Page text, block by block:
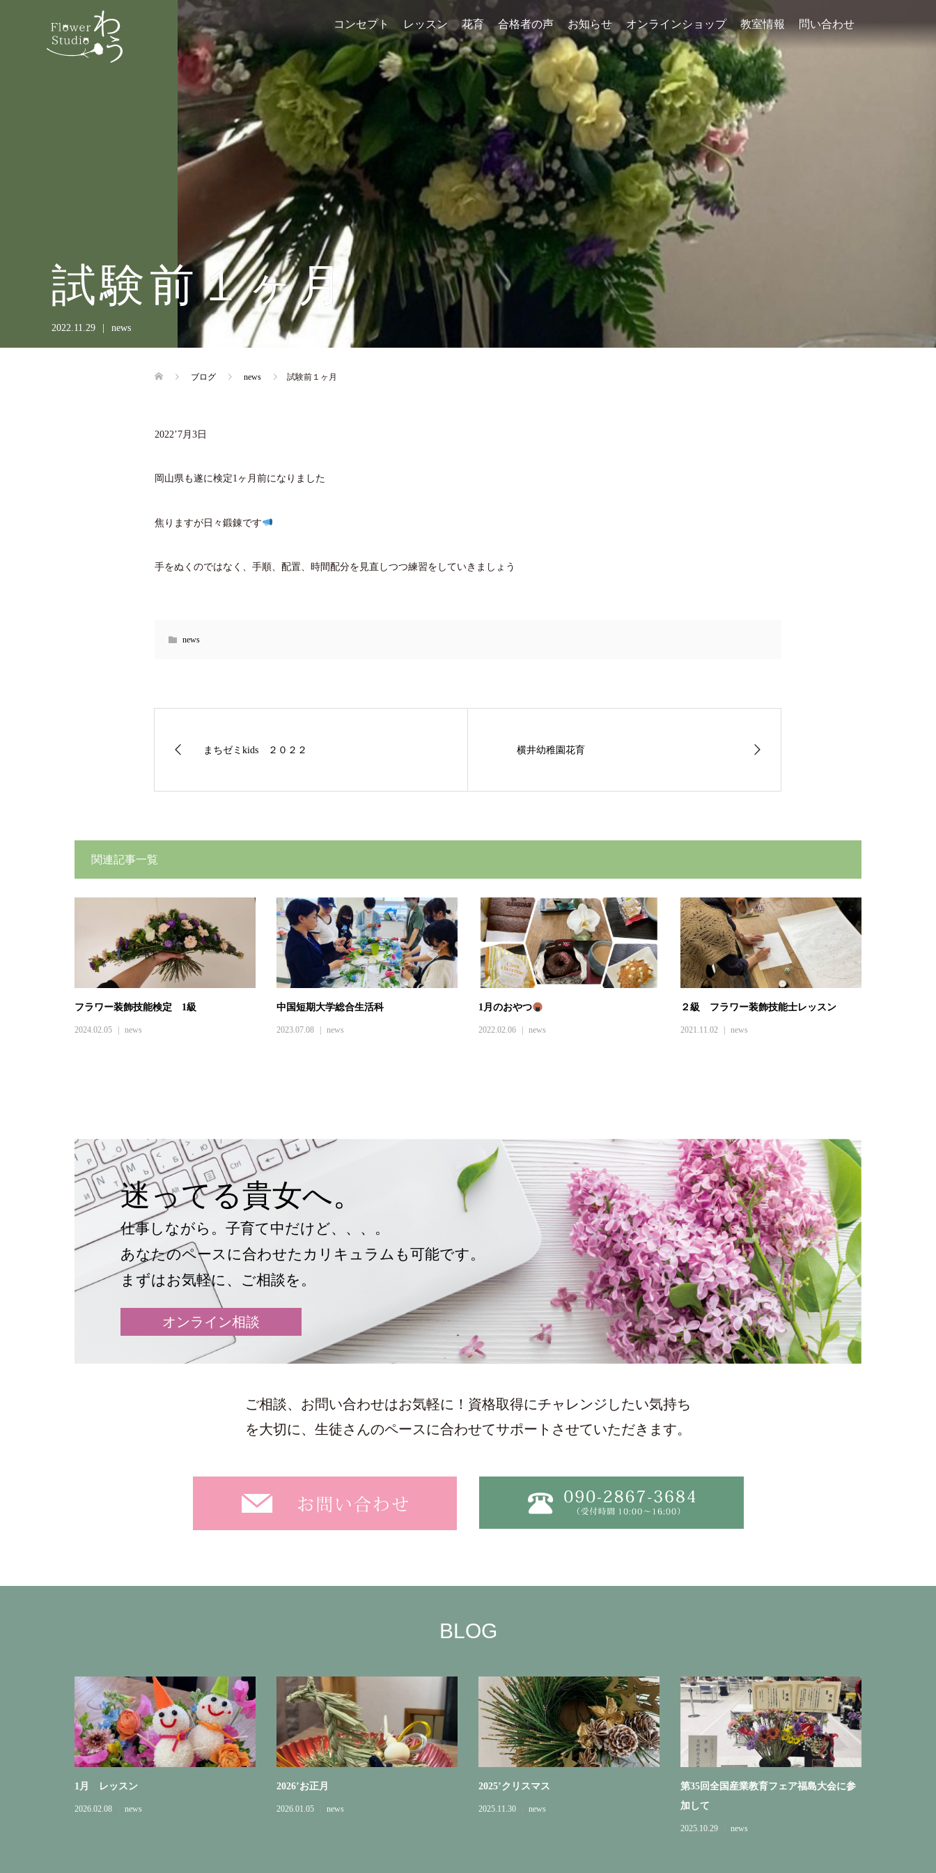
コンセプト レッスン 花育 合格者の声 お知らせ オンラインショップ 教室情報 問い合わせ
試験前１ヶ月
2022.11.29 news
ブログ news 試験前１ヶ月
2022’7月3日
岡山県も遂に検定1ヶ月前になりました
焦りますが日々鍛錬です
手をぬくのではなく、手順、配置、時間配分を見直しつつ練習をしていきましょう
news
まちゼミkids ２０２２ 横井幼稚園花育
関連記事一覧
フラワー装飾技能検定 1級
2024.02.05 news
中国短期大学総合生活科
2023.07.08 news
1月のおやつ
2022.02.06 news
２級 フラワー装飾技能士レッスン
2021.11.02 news
迷ってる貴女へ。
仕事しながら。子育て中だけど、、、。
あなたのペースに合わせたカリキュラムも可能です。
まずはお気軽に、ご相談を。
オンライン相談
ご相談、お問い合わせはお気軽に！資格取得にチャレンジしたい気持ち
を大切に、生徒さんのペースに合わせてサポートさせていただきます。
BLOG
1月 レッスン
2026.02.08 news
2026’お正月
2026.01.05 news
2025’クリスマス
2025.11.30 news
第35回全国産業教育フェア福島大会に参
加して
2025.10.29 news